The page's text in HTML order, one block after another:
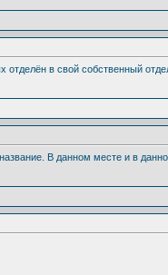
отделён в свой собственный
В данном месте и в